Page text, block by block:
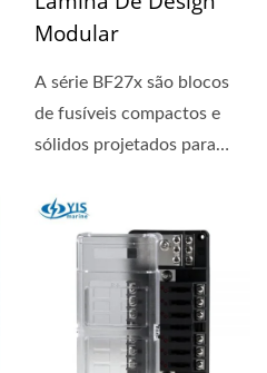
Modular
A série BF27x são blocos
de fusíveis compactos e
sólidos projetados para